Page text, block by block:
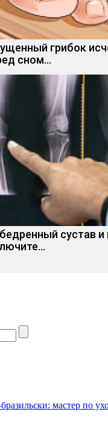
грибок
сном…
сустав и
мастер по